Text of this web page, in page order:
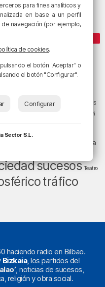
mujer en la ría de Bilbao
de Bilbao
Barakaldo BEC (Bilbao
Bizkaia
del Rey cultura
Cáritas
Enkarterri
(País Vasco)
LaLiga
sucesos Teatro
tráfico
haciendo radio en Bilbao.
Bizkaia, los partidos del
, noticias de sucesos,
religión y obra social.
para fines analíticos y
en base a un perfil
navegación (por ejemplo,
de cookies.
el botón "Aceptar" o
el botón "Configurar".
Configurar
Sector S.L.